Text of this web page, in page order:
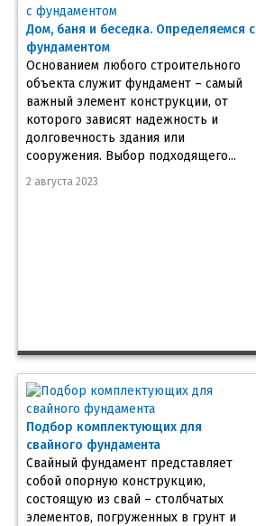
Дом, баня и беседка. Определяемся с
фундаментом
Основанием любого строительного
объекта служит фундамент – самый
важный элемент конструкции, от
которого зависят надежность и
долговечность здания или
сооружения. Выбор подходящего...
2 августа 2023
Подбор комплектующих для
свайного фундамента
Свайный фундамент представляет
собой опорную конструкцию,
состоящую из свай – столбчатых
элементов, погруженных в грунт и